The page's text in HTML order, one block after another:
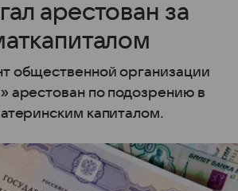
арестован за
общественной организации
арестован по подозрению в
капиталом.